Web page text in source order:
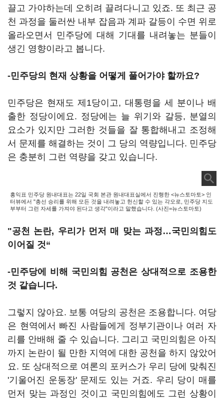
끌고 가야하는데 오히려 끌려다니고 있죠. 또 최근 공
천 과정을 둘러싼 내부 잡음과 계파 갈등이 수면 위로
올라오면서 민주당에 대해 기대를 내려놓는 분들이
생긴 영향이라고 봅니다.
-민주당의 현재 상황을 어떻게 풀어가야 할까요?
민주당은 현재도 제1당이고, 대통령을 세 분이나 배
출한 정당이에요. 정당에는 늘 위기와 갈등, 분열의
요소가 있지만 그러한 것들을 잘 통합해내고 조정해
서 문제를 해결하는 것이 그 당의 역량입니다. 민주당
은 충분히 그런 역량을 갖고 있습니다.
홍익표 민주당 원내대표는 22일 국회 본관 원내대표실에서 진행한 <뉴스토마토> 인
터뷰에서 "총선 승리를 위해 모든 것을 내려놓고 헌신할 수 있는 각오로, 민주당 지도
부부터 그런 자세를 가져야 된다고 생각"이라고 말했습니다. (사진=뉴스토마토)
"공천 논란, 우리가 먼저 매 맞는 과정…국민의힘도
이어질 것“
-민주당에 비해 국민의힘 공천은 상대적으로 조용한
것 같습니다.
그렇지 않아요. 보통 여당의 공천은 조용합니다. 여당
은 현역에서 빠진 사람들에게 정부기관이나 여러 자
리를 안배해 줄 수 있습니다. 그리고 국민의힘은 아직
까지 논란이 될 만한 지역에 대한 공천을 하지 않았어
요. 또 상대적으로 여론의 포커스가 우리 당에 맞춰진
'기울어진 운동장' 문제도 있는 거죠. 우리 당이 매를
먼저 맞는 과정인 것이고 국민의힘에도 그런 상황이